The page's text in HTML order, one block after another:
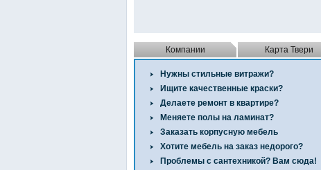
Компании Карта Твери
Нужны стильные витражи?
Ищите качественные краски?
Делаете ремонт в квартире?
Меняете полы на ламинат?
Заказать корпусную мебель
Хотите мебель на заказ недорого?
Проблемы с сантехникой? Вам сюда!